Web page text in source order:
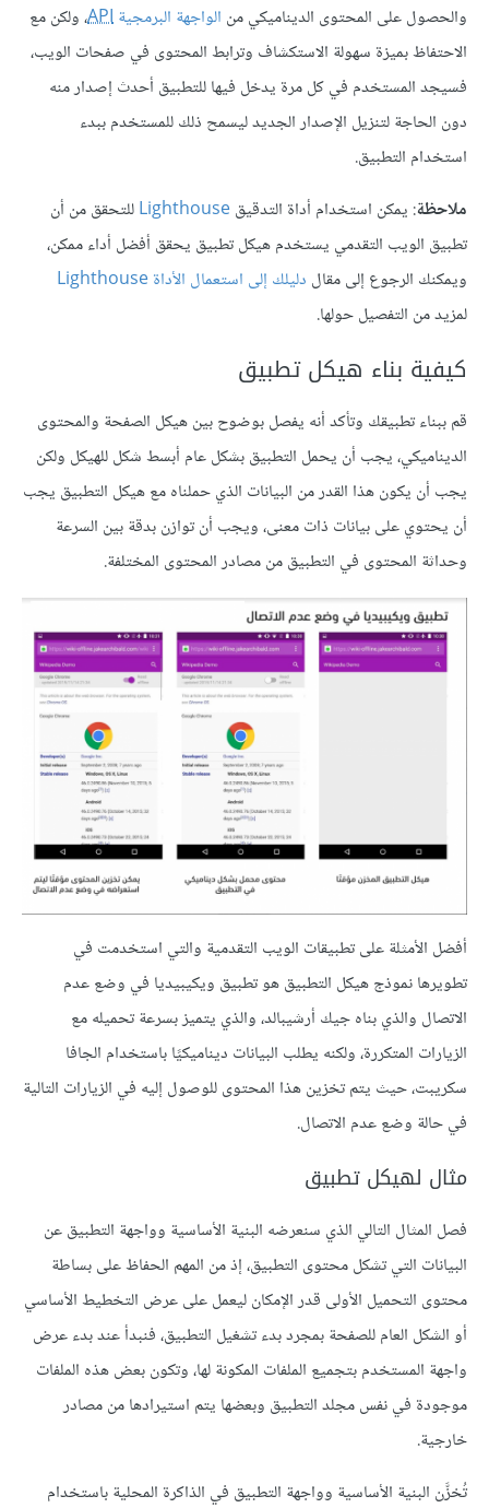
والحصول على المحتوى الديناميكي من الواجهة البرمجيةAPI، ولكن مع
الاحتفاظ بميزة سهولة الاستكشاف وترابط المحتوى في صفحات الويب،
فسيجد المستخدم في كل مرة يدخل فيها للتطبيق أحدث إصدار منه
دون الحاجة لتنزيل الإصدار الجديد ليسمح ذلك للمستخدم ببدء
استخدام التطبيق.
ملاحظة: يمكن استخدام أداة التدقيقLighthouseللتحقق من أن
تطبيق الويب التقدمي يستخدم هيكل تطبيق يحقق أفضل أداء ممكن،
ويمكنك الرجوع إلى مقال دليلك إلى استعمال الأداة Lighthouse
لمزيد من التفصيل حولها.
كيفية بناء هيكل تطبيق
قم ببناء تطبيقك وتأكد أنه يفصل بوضوح بين هيكل الصفحة والمحتوى
الديناميكي، يجب أن يحمل التطبيق بشكل عام أبسط شكل للهيكل ولكن
يجب أن يكون هذا القدر من البيانات الذي حملناه مع هيكل التطبيق يجب
أن يحتوي على بيانات ذات معنى، ويجب أن توازن بدقة بين السرعة
وحداثة المحتوى في التطبيق من مصادر المحتوى المختلفة.
أفضل الأمثلة على تطبيقات الويب التقدمية والتي استخدمت في
تطويرها نموذج هيكل التطبيق هو تطبيق ويكيبيديا في وضع عدم
الاتصال والذي بناه جيك أرشيبالد، والذي يتميز بسرعة تحميله مع
الزيارات المتكررة، ولكنه يطلب البيانات ديناميكيًا باستخدام الجافا
سكريبت، حيث يتم تخزين هذا المحتوى للوصول إليه في الزيارات التالية
في حالة وضع عدم الاتصال.
مثال لهيكل تطبيق
فصل المثال التالي الذي سنعرضه البنية الأساسية وواجهة التطبيق عن
البيانات التي تشكل محتوى التطبيق، إذ من المهم الحفاظ على بساطة
محتوى التحميل الأولى قدر الإمكان ليعمل على عرض التخطيط الأساسي
أو الشكل العام للصفحة بمجرد بدء تشغيل التطبيق، فنبدأ عند بدء عرض
واجهة المستخدم بتجميع الملفات المكونة لها، وتكون بعض هذه الملفات
موجودة في نفس مجلد التطبيق وبعضها يتم استيرادها من مصادر
خارجية.
تُخزَّن البنية الأساسية وواجهة التطبيق في الذاكرة المحلية باستخدام